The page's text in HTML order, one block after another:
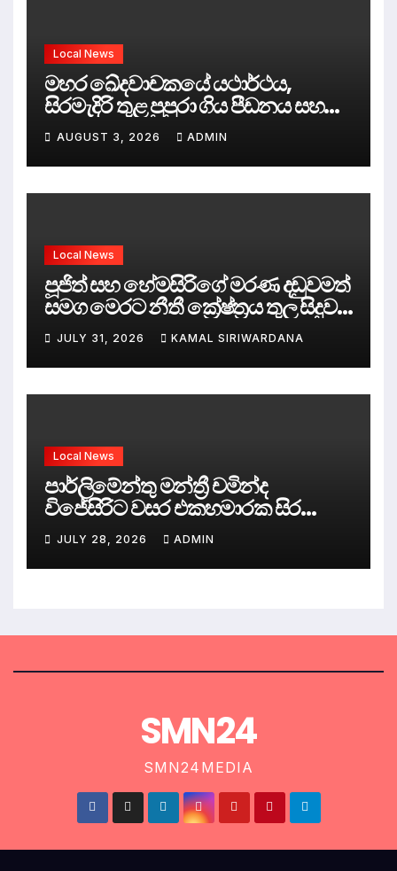
Local News
මහර ඛේදවාචකයේ යථාර්ථය,
සිරමැදිරි තුළ පුපුරා ගිය පීඩනය සහ
පලිගැනීමේ දේශපාලනය
AUGUST 3, 2026 ADMIN
Local News
පූජිත් සහ හේමසිරිගේ මරණ දඩුවමත්
සමග මෙරට නීතී ක්‍රේෂ්ත්‍රය තුල සිදුව
ඇත්තේ කුමක්ද ?
JULY 31, 2026 KAMAL SIRIWARDANA
Local News
පාර්ලිමේන්තු මන්ත්‍රී චමින්ද
විජේසිරිට වසර එකහමාරක සිර
දඬුවම්.
JULY 28, 2026 ADMIN
SMN24
SMN24MEDIA